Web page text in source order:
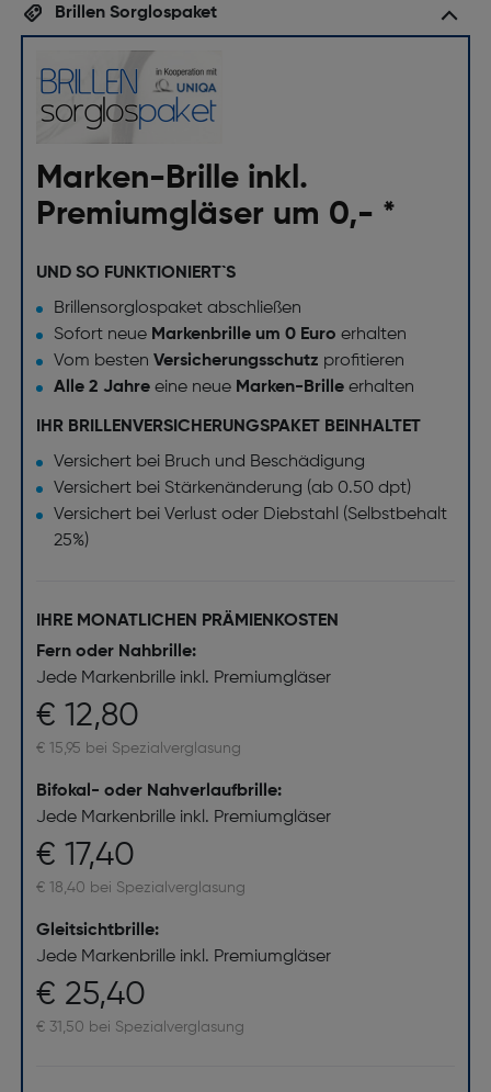
Brillen Sorglospaket
Marken-Brille inkl.
Premiumgläser um 0,- *
UND SO FUNKTIONIERT`S
Brillensorglospaket abschließen
Sofort neue Markenbrille um 0 Euro erhalten
Vom besten Versicherungsschutz profitieren
Alle 2 Jahreeine neue Marken-Brille erhalten
IHR BRILLENVERSICHERUNGSPAKET BEINHALTET
Versichert bei Bruch und Beschädigung
Versichert bei Stärkenänderung (ab 0.50 dpt)
Versichert bei Verlust oder Diebstahl (Selbstbehalt
25%)
IHRE MONATLICHEN PRÄMIENKOSTEN
Fern oder Nahbrille:
Jede Markenbrille inkl. Premiumgläser
€ 12,80
€ 15,95 bei Spezialverglasung
Bifokal- oder Nahverlaufbrille:
Jede Markenbrille inkl. Premiumgläser
€ 17,40
€ 18,40 bei Spezialverglasung
Gleitsichtbrille:
Jede Markenbrille inkl. Premiumgläser
€ 25,40
€ 31,50 bei Spezialverglasung